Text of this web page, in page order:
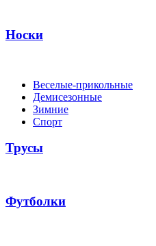
Носки
Веселые-прикольные
Демисезонные
Зимние
Спорт
Трусы
Футболки